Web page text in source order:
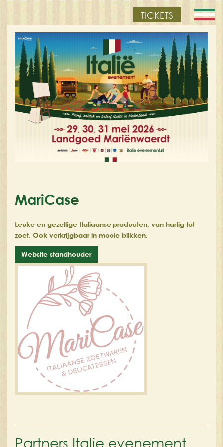
TICKETS
MariCase
Leuke en gezellige Italiaanse producten, van hartig tot
zoet. Ook verkrijgbaar in mooie blikken.
Website standhouder
Partners Italie evenement